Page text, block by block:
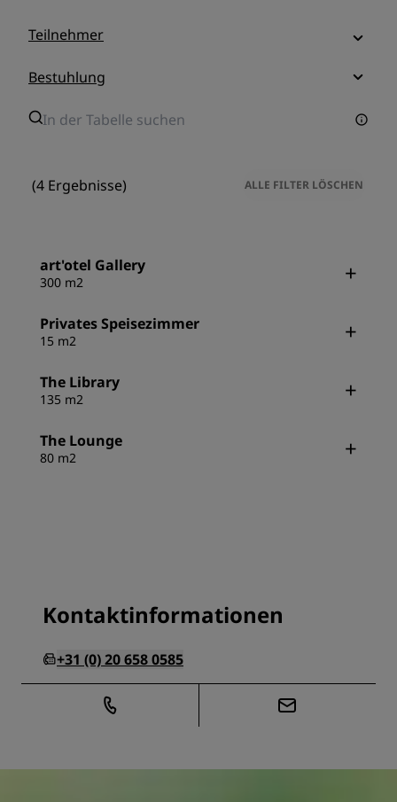
Teilnehmer
Bestuhlung
(4 Ergebnisse) ALLE FILTER LÖSCHEN
art'otel Gallery
300 m2
Privates Speisezimmer
15 m2
The Library
135 m2
The Lounge
80 m2
Kontaktinformationen
+31 (0) 20 658 0585